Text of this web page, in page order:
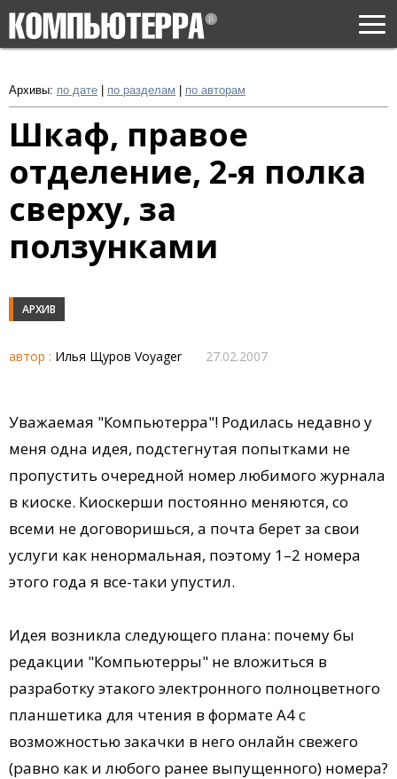
Архивы: по дате по разделам по авторам
Шкаф, правое
отделение, 2-я полка
сверху, за
ползунками
АРХИВ
автор : Илья Щуров Voyager 27.02.2007
Уважаемая "Компьютерра"! Родилась недавно у
меня одна идея, подстегнутая попытками не
пропустить очередной номер любимого журнала
в киоске. Киоскерши постоянно меняются, со
всеми не договоришься, а почта берет за свои
услуги как ненормальная, поэтому 1–2 номера
этого года я все-таки упустил.
Идея возникла следующего плана: почему бы
редакции "Компьютерры" не вложиться в
разработку этакого электронного полноцветного
планшетика для чтения в формате А4 с
возможностью закачки в него онлайн свежего
(равно как и любого ранее выпущенного) номера?